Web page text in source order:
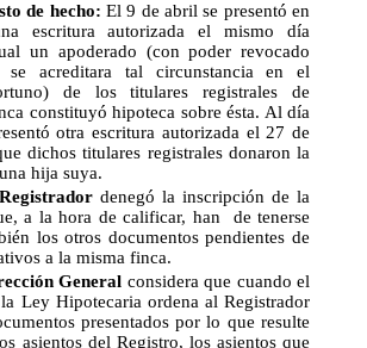
de hecho: El 9 de abril se presentó en
escritura autorizada el mismo día
un apoderado (con poder revocado
acreditara tal circunstancia en el
de los titulares registrales de
constituyó hipoteca sobre ésta. Al día
otra escritura autorizada el 27 de
dichos titulares registrales donaron la
hija suya.
Registrador denegó la inscripción de la
a la hora de calificar, han de tenerse
los otros documentos pendientes de
a la misma finca.
General considera que cuando el
Ley Hipotecaria ordena al Registrador
presentados por lo que resulte
asientos del Registro, los asientos que